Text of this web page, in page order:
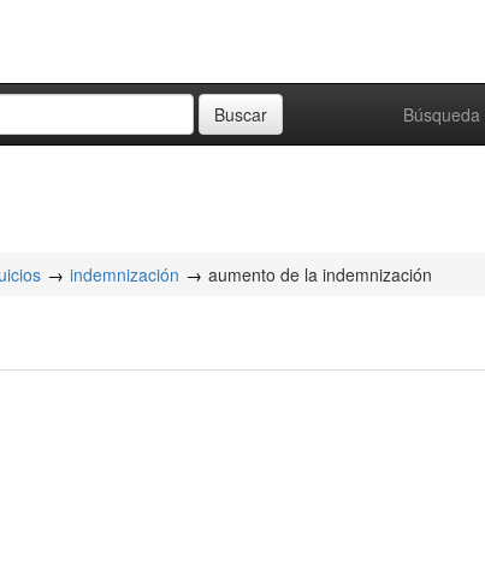
indemnización aumento de la indemnización